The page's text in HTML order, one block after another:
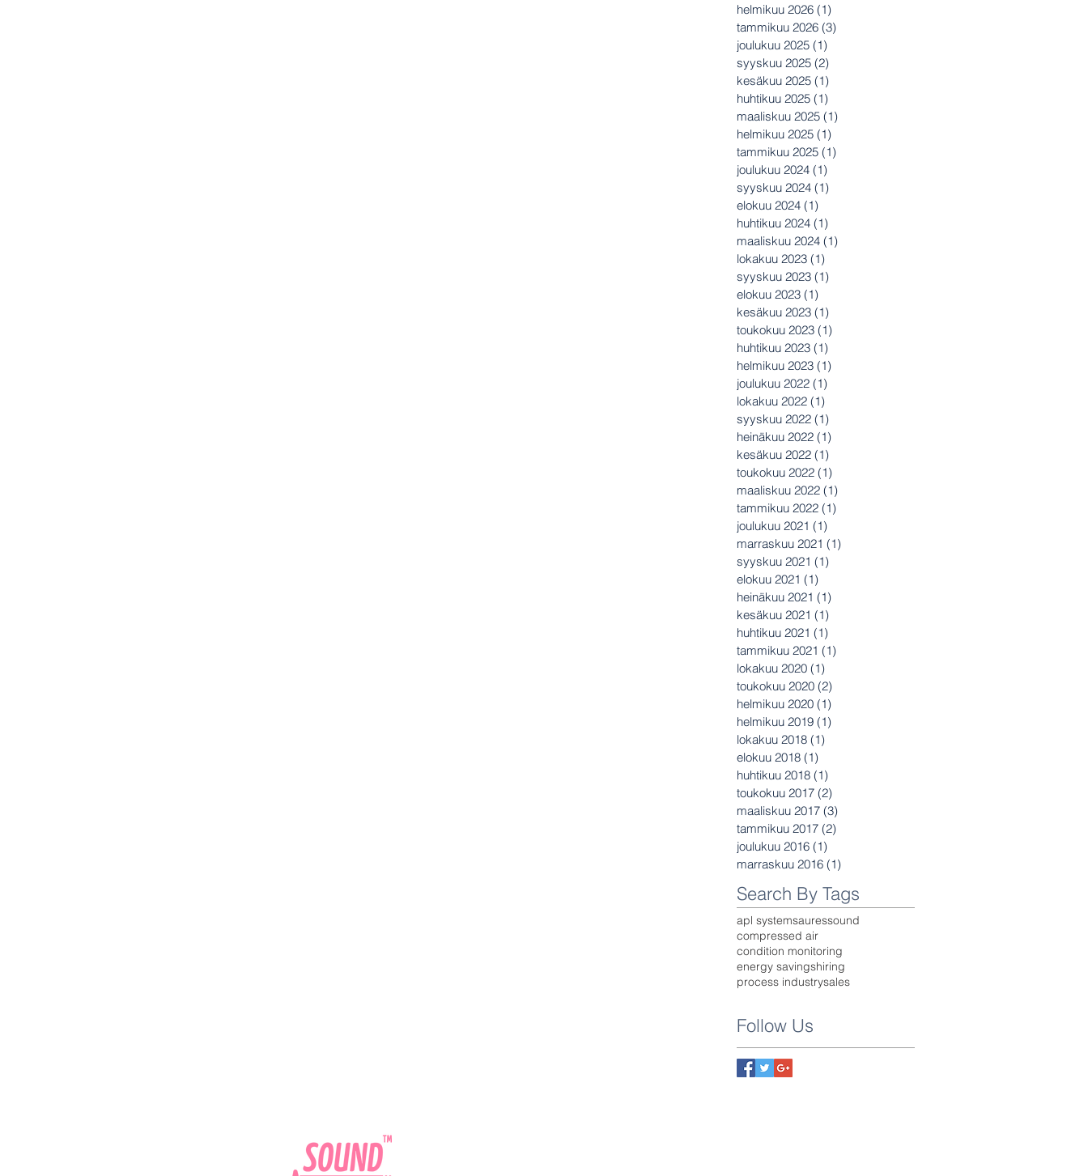
helmikuu 2026 (1)
tammikuu 2026 (3)
joulukuu 2025 (1)
syyskuu 2025 (2)
kesäkuu 2025 (1)
huhtikuu 2025 (1)
maaliskuu 2025 (1)
helmikuu 2025 (1)
tammikuu 2025 (1)
joulukuu 2024 (1)
syyskuu 2024 (1)
elokuu 2024 (1)
huhtikuu 2024 (1)
maaliskuu 2024 (1)
lokakuu 2023 (1)
syyskuu 2023 (1)
elokuu 2023 (1)
kesäkuu 2023 (1)
toukokuu 2023 (1)
huhtikuu 2023 (1)
helmikuu 2023 (1)
joulukuu 2022 (1)
lokakuu 2022 (1)
syyskuu 2022 (1)
heinäkuu 2022 (1)
kesäkuu 2022 (1)
toukokuu 2022 (1)
maaliskuu 2022 (1)
tammikuu 2022 (1)
joulukuu 2021 (1)
marraskuu 2021 (1)
syyskuu 2021 (1)
elokuu 2021 (1)
heinäkuu 2021 (1)
kesäkuu 2021 (1)
huhtikuu 2021 (1)
tammikuu 2021 (1)
lokakuu 2020 (1)
toukokuu 2020 (2)
helmikuu 2020 (1)
helmikuu 2019 (1)
lokakuu 2018 (1)
elokuu 2018 (1)
huhtikuu 2018 (1)
toukokuu 2017 (2)
maaliskuu 2017 (3)
tammikuu 2017 (2)
joulukuu 2016 (1)
marraskuu 2016 (1)
Search By Tags
apl systemsauressound
compressed air
condition monitoring
energy savingshiring
process industrysales
Follow Us